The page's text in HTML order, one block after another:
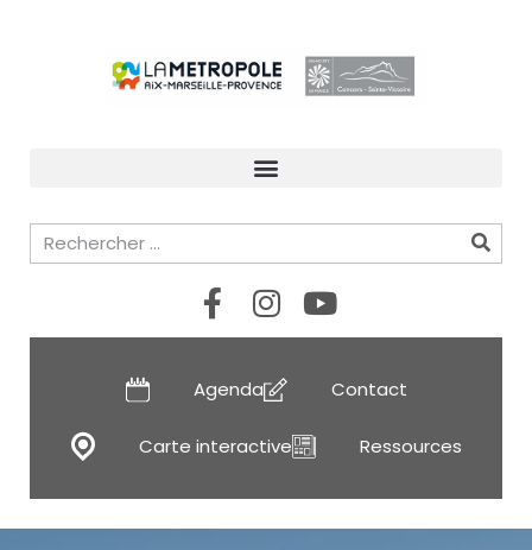
Agenda Contact
Carte interactive Ressources